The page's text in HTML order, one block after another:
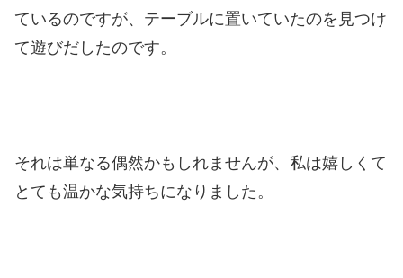
ているのですが、テーブルに置いていたのを見つけ
て遊びだしたのです。
それは単なる偶然かもしれませんが、私は嬉しくて
とても温かな気持ちになりました。